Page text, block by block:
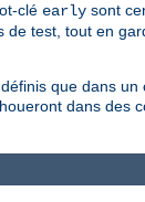
clé early sont
de test, tout en
que dans un
dans des